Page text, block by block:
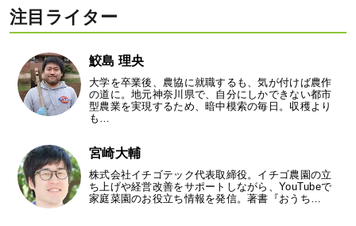
注目ライター
鮫島 理央
大学を卒業後、農協に就職するも、気が付けば農作
の道に。地元神奈川県で、自分にしかできない都市
型農業を実現するため、暗中模索の毎日。収穫より
も…
宮崎大輔
株式会社イチゴテック代表取締役。イチゴ農園の立
ち上げや経営改善をサポートしながら、YouTubeで
家庭菜園のお役立ち情報を発信。著書『おうち…